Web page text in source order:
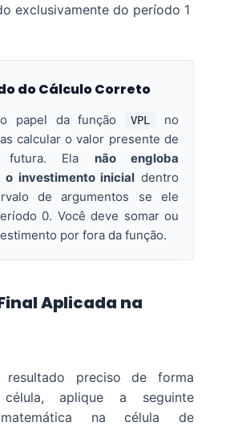
exclusivamente do período 1
do Cálculo Correto
papel da função VPL
no
calcular o valor presente de
futura. Ela não engloba
o investimento inicial dentro
de argumentos se ele
0. Você deve somar ou
por fora da função.
Aplicada na
preciso de forma
aplique a seguinte
matemática na célula de